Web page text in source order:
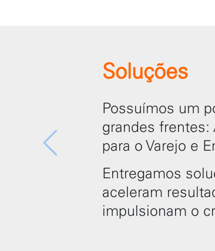
Soluções
Possuímos um
grandes frentes:
para o Varejo e
Entregamos
aceleram
impulsionam o